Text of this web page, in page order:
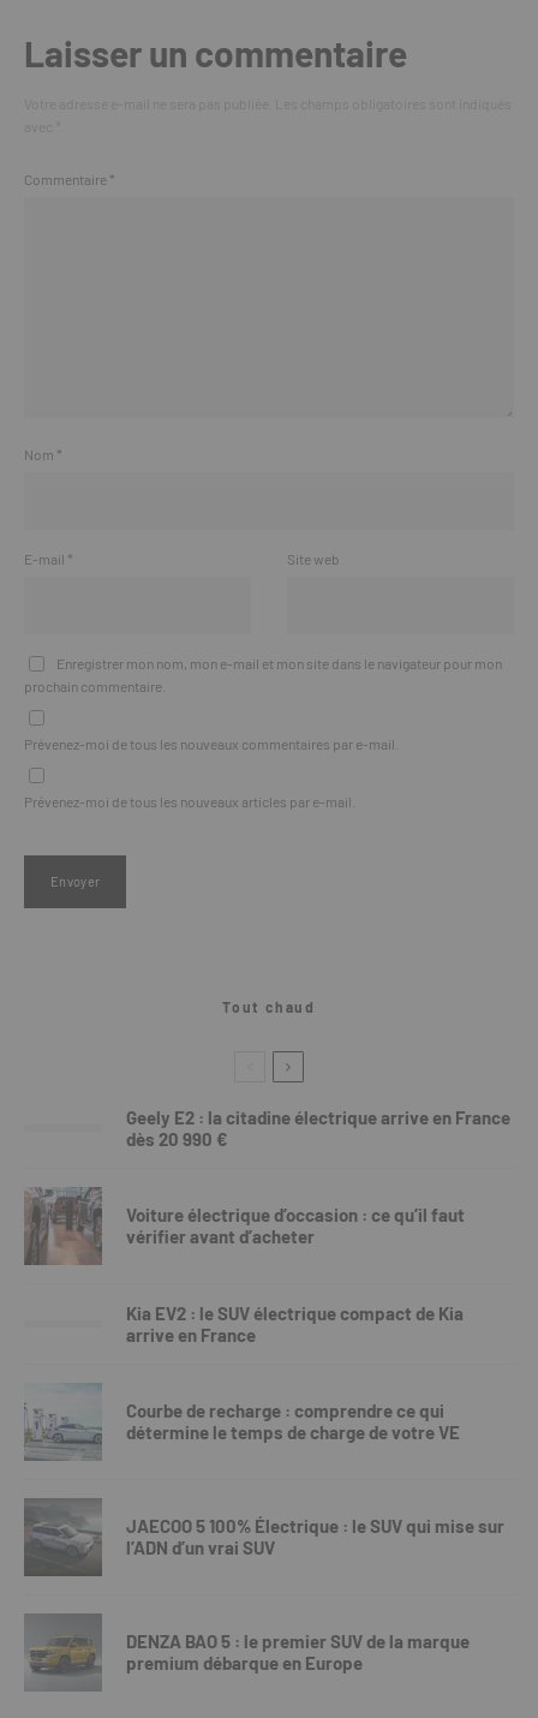
Laisser un commentaire
Commentaire *
Nom *
E-mail * Site web
Enregistrer mon nom, mon e-mail et mon site dans le navigateur pour mon
prochain commentaire.
Prévenez-moi de tous les nouveaux commentaires par e-mail.
Prévenez-moi de tous les nouveaux articles par e-mail.
Tout chaud
Geely E2 : la citadine électrique arrive en France
dès 20 990 €
Voiture électrique d’occasion : ce qu’il faut
vérifier avant d’acheter
Kia EV2 : le SUV électrique compact de Kia
arrive en France
Courbe de recharge : comprendre ce qui
détermine le temps de charge de votre VE
JAECOO 5 100% Électrique : le SUV qui mise sur
l’ADN d’un vrai SUV
DENZA BAO 5 : le premier SUV de la marque
premium débarque en Europe